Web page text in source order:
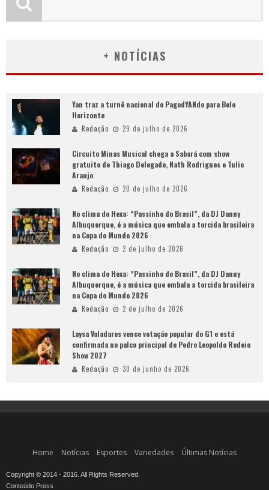
+ NOTÍCIAS
Yan traz a turnê nacional do PagodYANdo para Belo
Horizonte
Redação 29 de julho de 2026
Circuito Minas Musical chega a Sabará com show
gratuito de Thiago Delegado, Nath Rodrigues e Tulio
Araujo
Redação 20 de julho de 2026
No clima do Hexa: “Passinho do Brasil”, da DJ Danny
Albuquerque, é a música que embala a torcida brasileira
na Copa do Mundo 2026
Redação 2 de julho de 2026
No clima do Hexa: “Passinho do Brasil”, da DJ Danny
Albuquerque, é a música que embala a torcida brasileira
na Copa do Mundo 2026
Redação 2 de julho de 2026
Laysa Valadares vence votação popular do G1 e está
confirmada no palco principal do Pedro Leopoldo Rodeio
Show 2027
Redação 30 de junho de 2026
Home Notícias Esportes Variedades Últimas Notícias
Copyright © 2014 - 2016. All Rights Reserved.
Conteúdo Press